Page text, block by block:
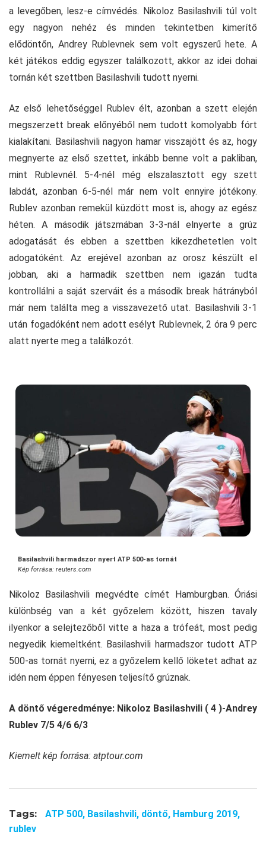
a levegőben, lesz-e címvédés. Nikoloz Basilashvili túl volt
egy nagyon nehéz és minden tekintetben kimerítő
elődöntőn, Andrey Rublevnek sem volt egyszerű hete. A
két játékos eddig egyszer találkozott, akkor az idei dohai
tornán két szettben Basilashvili tudott nyerni.
Az első lehetőséggel Rublev élt, azonban a szett elején
megszerzett break előnyéből nem tudott komolyabb fórt
kialakítani. Basilashvili nagyon hamar visszajött és az, hogy
megnyerte az első szettet, inkább benne volt a pakliban,
mint Rublevnél. 5-4-nél még elszalasztott egy szett
labdát, azonban 6-5-nél már nem volt ennyire jótékony.
Rublev azonban remekül küzdött most is, ahogy az egész
héten. A második játszmában 3-3-nál elnyerte a grúz
adogatását és ebben a szettben kikezdhetetlen volt
adogatóként. Az erejével azonban az orosz készült el
jobban, aki a harmadik szettben nem igazán tudta
kontrollálni a saját szerváit és a második break hátrányból
már nem találta meg a visszavezető utat. Basilashvili 3-1
után fogadóként nem adott esélyt Rublevnek, 2 óra 9 perc
alatt nyerte meg a találkozót.
Basilashvili harmadszor nyert ATP 500-as tornát
Kép forrása: reuters.com
Nikoloz Basilashvili megvédte címét Hamburgban. Óriási
különbség van a két győzelem között, hiszen tavaly
ilyenkor a selejtezőből vitte a haza a trófeát, most pedig
negyedik kiemeltként. Basilashvili harmadszor tudott ATP
500-as tornát nyerni, ez a győzelem kellő löketet adhat az
idén nem éppen fényesen teljesítő grúznak.
A döntő végeredménye: Nikoloz Basilashvili ( 4 )-Andrey
Rublev 7/5 4/6 6/3
Kiemelt kép forrása: atptour.com
Tags: ATP 500, Basilashvili, döntő, Hamburg 2019,
rublev